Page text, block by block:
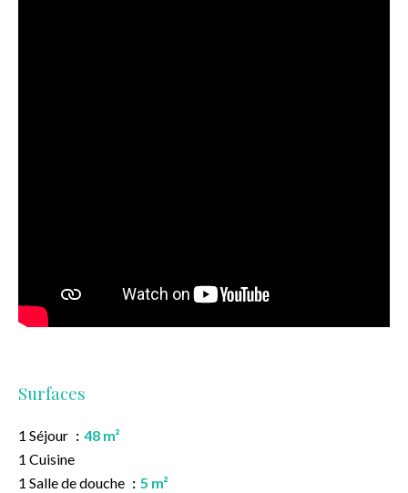
Surfaces
1 Séjour
48 m²
1 Cuisine
1 Salle de douche
5 m²